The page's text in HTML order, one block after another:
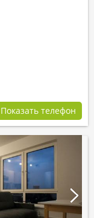
Показать телефон